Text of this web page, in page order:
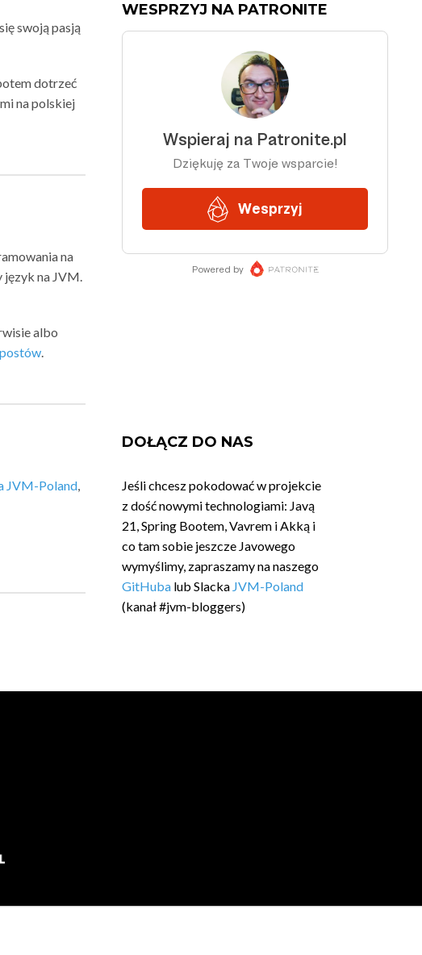
swoją pasją
dotrzeć
na polskiej
na
język na JVM.
albo
.
JVM-Poland,
WESPRZYJ NA PATRONITE
DOŁĄCZ DO NAS
Jeśli chcesz pokodować w projekcie
z dość nowymi technologiami: Javą
21, Spring Bootem, Vavrem i Akką i
co tam sobie jeszcze Javowego
wymyślimy, zapraszamy na naszego
GitHuba lub Slacka JVM-Poland
(kanał #jvm-bloggers)